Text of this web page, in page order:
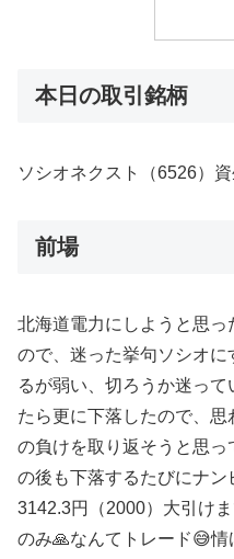
本日の取引銘柄
ソシオネクスト（6526）資
前場
北海道電力にしようと思
ので、迷った挙句ソシオに
るが弱い、切ろうか迷っ
たら更に下落したので、思
の負けを取り返そうと思
の後も下落するたびにナ
3142.3円（2000）大引け
のみ🙏なんてトレード😅